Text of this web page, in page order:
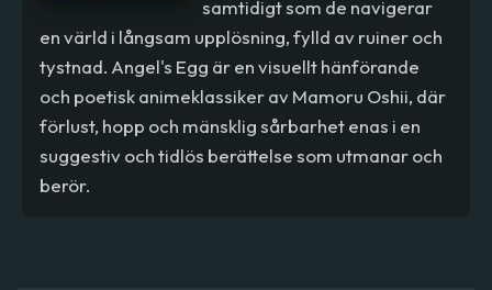
samtidigt som de navigerar
en värld i långsam upplösning, fylld av ruiner och
tystnad. Angel's Egg är en visuellt hänförande
och poetisk animeklassiker av Mamoru Oshii, där
förlust, hopp och mänsklig sårbarhet enas i en
suggestiv och tidlös berättelse som utmanar och
berör.